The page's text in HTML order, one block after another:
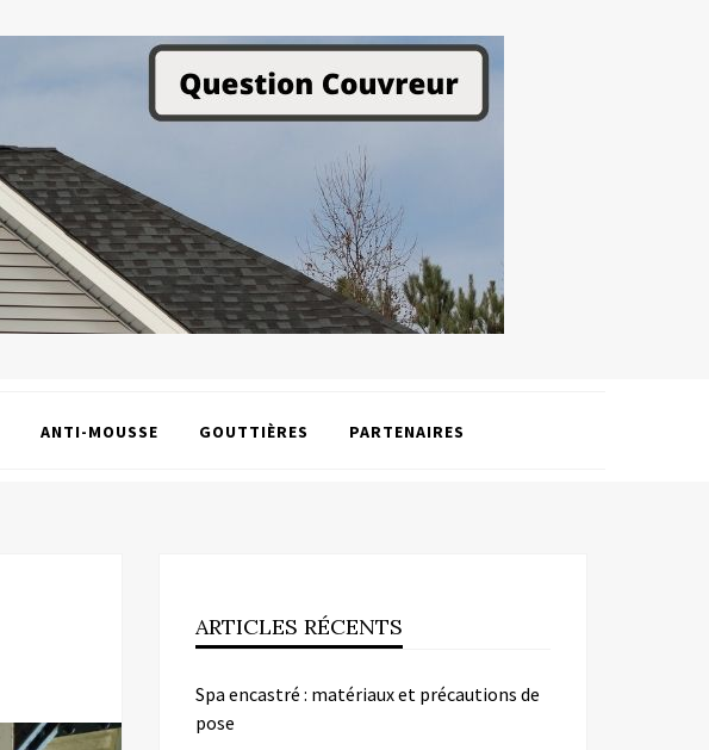
ANTI-MOUSSE GOUTTIÈRES PARTENAIRES
ARTICLES RÉCENTS
Spa encastré : matériaux et précautions de
pose